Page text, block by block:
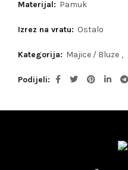
Materijal: Pamuk
Izrez na vratu: Ostalo
Kategorija: Majice / Bluze ,
Podijeli